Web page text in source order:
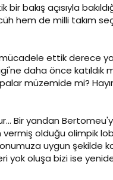
bakış açısıyla
hem de milli takım
ettik derece
daha önce katıldık
müzemide mi?
Bir yandan
olduğu olimpik
uygun şekilde
oluşa bizi ise